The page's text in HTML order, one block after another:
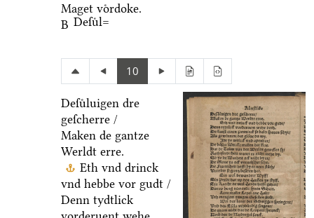
Maget voͤrdoke.
B Deſuͤl=
10
Deſuͤluigen dre
geſcherre /
Maken de gantze
Werldt erre.
Eth vnd drinck
vnd hebbe vor gudt /
Denn tydtlick